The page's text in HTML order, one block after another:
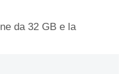
da 32 GB e la